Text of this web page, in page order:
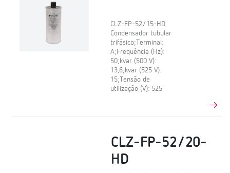
CLZ-FP-52/15-HD,
Condensador tubular
trifásico;Terminal:
A;Freqüência (Hz):
50;kvar (500 V):
13,6;kvar (525 V):
15;Tensão de
utilização (V): 525
CLZ-FP-52/20-
HD